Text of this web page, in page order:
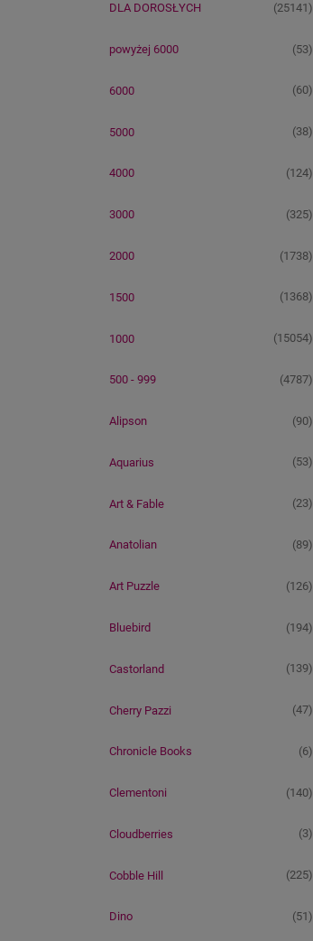
DLA DOROSŁYCH (25141)
powyżej 6000 (53)
6000 (60)
5000 (38)
4000 (124)
3000 (325)
2000 (1738)
1500 (1368)
1000 (15054)
500 - 999 (4787)
Alipson (90)
Aquarius (53)
Art & Fable (23)
Anatolian (89)
Art Puzzle (126)
Bluebird (194)
Castorland (139)
Cherry Pazzi (47)
Chronicle Books (6)
Clementoni (140)
Cloudberries (3)
Cobble Hill (225)
Dino (51)